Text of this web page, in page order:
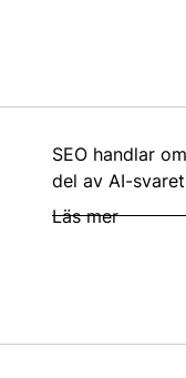
SEO handlar
del av AI-
Läs mer